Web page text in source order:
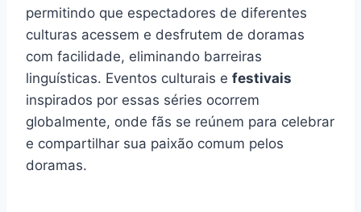
permitindo que espectadores de diferentes
culturas acessem e desfrutem de doramas
com facilidade, eliminando barreiras
linguísticas. Eventos culturais e festivais
inspirados por essas séries ocorrem
globalmente, onde fãs se reúnem para celebrar
e compartilhar sua paixão comum pelos
doramas.